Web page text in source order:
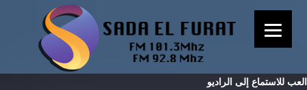
العب للاستماع إلى الراديو